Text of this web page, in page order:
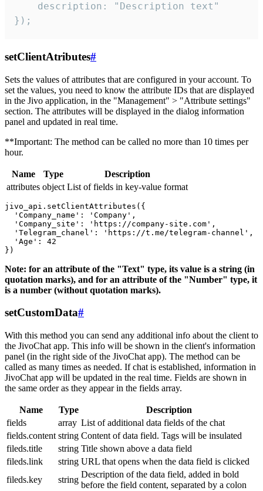
    description: "Description text"
});
setClientAtributes#
Sets the values ​​of attributes that are configured in your account. To
set the values, you need to know the attribute IDs that are displayed
in the Jivo application, in the "Management" > "Attribute settings"
section. The attributes will be displayed in the dialog information
panel and updated in real time.
**Important: The method can be called no more than 10 times per
hour.
Name Type
Description
attributes object List of fields in key-value format
jivo_api.setClientAttributes({
  'Company_name': 'Company',
  'Company_site': 'https://company-site.com',
  'Telegram_chanel': 'https://t.me/telegram-channel',
  'Age': 42
Note: for an attribute of the "Text" type, its value is a string (in
quotation marks), and for an attribute of the "Number" type, it
is a number (without quotation marks).
setCustomData#
With this method you can send any additional info about the client to
the JivoChat app. This info will be shown in the client's information
panel (in the right side of the JivoChat app). The method can be
called as many times as needed. If chat is established, information in
JivoChat app will be updated in the real time. Fields are shown in
the same order as they appear in the fields array.
Name Type
Description
fields
array List of additional data fields of the chat
fields.content string Content of data field. Tags will be insulated
fileds.title
string Title shown above a data field
fileds.link
string URL that opens when the data field is clicked
fileds.key
string
Description of the data field, added in bold
before the field content, separated by a colon